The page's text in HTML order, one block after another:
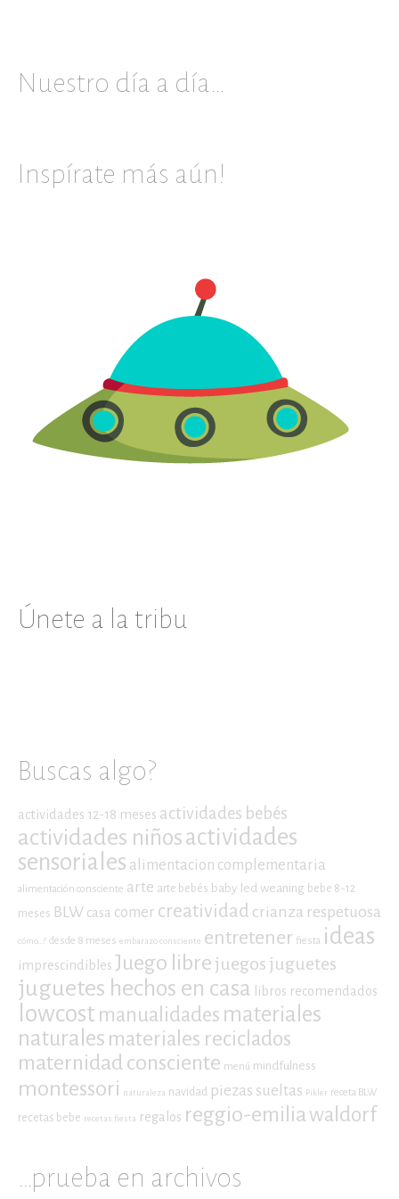
Nuestro día a día…
Inspírate más aún!
Únete a la tribu
Buscas algo?
actividades 12-18 meses actividades bebés
actividades niñosactividades
sensoriales alimentacion complementaria
alimentación consciente arte arte bebés baby led weaning bebe 8-12
meses BLW casa comer creatividad crianza respetuosa
cómo...? desde 8 meses embarazo consciente entretener fiesta ideas
imprescindibles Juego librejuegosjuguetes
juguetes hechos en casa libros recomendados
lowcost manualidades materiales
naturales materiales reciclados
maternidad consciente menú mindfulness
montessori naturaleza navidad piezas sueltas Pikler receta BLW
recetas bebe recetas fiesta regalos reggio-emilia waldorf
…prueba en archivos